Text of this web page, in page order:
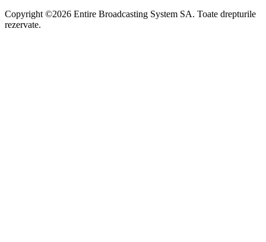
Copyright ©2026 Entire Broadcasting System SA. Toate drepturile
rezervate.